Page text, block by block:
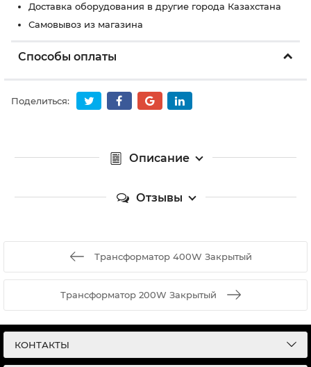
Доставка оборудования в другие города Казахстана
Самовывоз из магазина
Способы оплаты
Поделиться:
Описание
Отзывы
Трансформатор 400W Закрытый
Трансформатор 200W Закрытый
КОНТАКТЫ